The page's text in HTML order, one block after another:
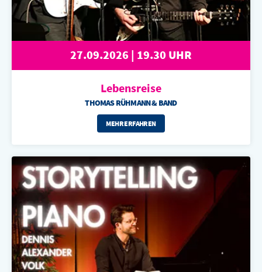
27.09.2026 | 19.30 UHR
Lebensreise
THOMAS RÜHMANN & BAND
MEHR ERFAHREN